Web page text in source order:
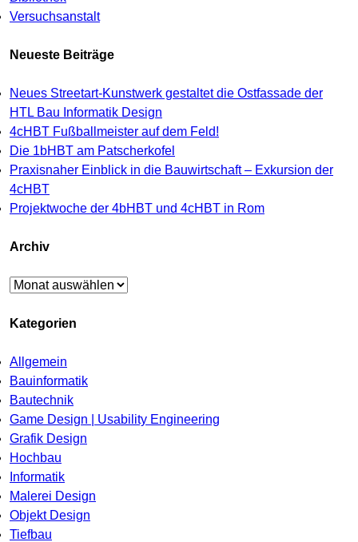
Versuchsanstalt
Neueste Beiträge
Neues Streetart-Kunstwerk gestaltet die Ostfassade der
HTL Bau Informatik Design
4cHBT Fußballmeister auf dem Feld!
Die 1bHBT am Patscherkofel
Praxisnaher Einblick in die Bauwirtschaft – Exkursion der
4cHBT
Projektwoche der 4bHBT und 4cHBT in Rom
Archiv
Archiv
Kategorien
Allgemein
Bauinformatik
Bautechnik
Game Design | Usability Engineering
Grafik Design
Hochbau
Informatik
Malerei Design
Objekt Design
Tiefbau